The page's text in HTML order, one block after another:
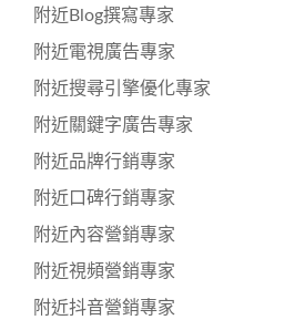
附近Blog撰寫專家
附近電視廣告專家
附近搜尋引擎優化專家
附近關鍵字廣告專家
附近品牌行銷專家
附近口碑行銷專家
附近內容營銷專家
附近視頻營銷專家
附近抖音營銷專家